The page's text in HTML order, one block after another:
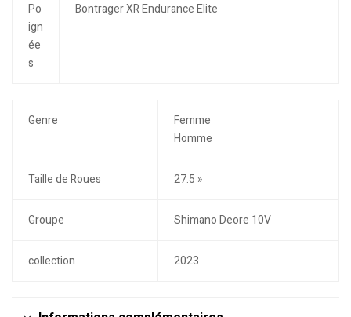
Po
ign
ée
s
Bontrager XR Endurance Elite
Genre
Femme
Homme
Taille de Roues 27.5 »
Groupe Shimano Deore 10V
collection 2023